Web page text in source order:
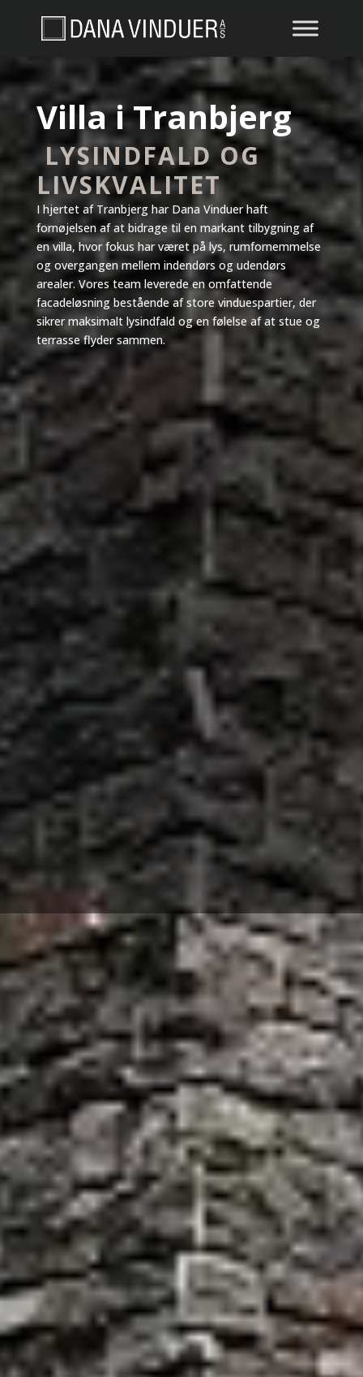
Villa i Tranbjerg
LYSINDFALD OG
LIVSKVALITET
I hjertet af Tranbjerg har Dana Vinduer haft
fornøjelsen af at bidrage til en markant tilbygning af
en villa, hvor fokus har været på lys, rumfornemmelse
og overgangen mellem indendørs og udendørs
arealer. Vores team leverede en omfattende
facadeløsning bestående af store vinduespartier, der
sikrer maksimalt lysindfald og en følelse af at stue og
terrasse flyder sammen.